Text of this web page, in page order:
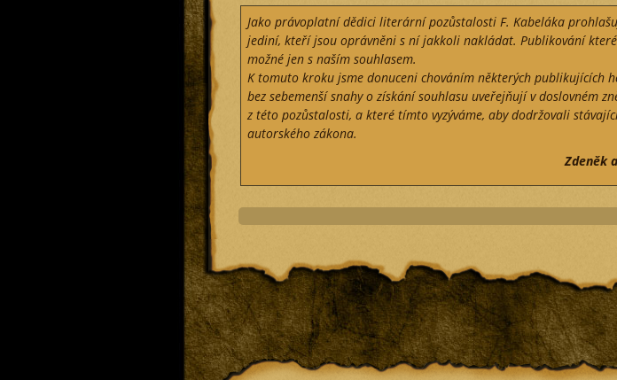
Jako právoplatní dědici literární pozůstalosti F. Kabeláka
jediní, kteří jsou oprávněni s ní jakkoli nakládat. Publikování
možné jen s naším souhlasem.
K tomuto kroku jsme donuceni chováním některých publikujících
bez sebemenší snahy o získání souhlasu uveřejňují v doslovném
z této pozůstalosti, a které tímto vyzýváme, aby dodržovali
autorského zákona.
Zdeněk